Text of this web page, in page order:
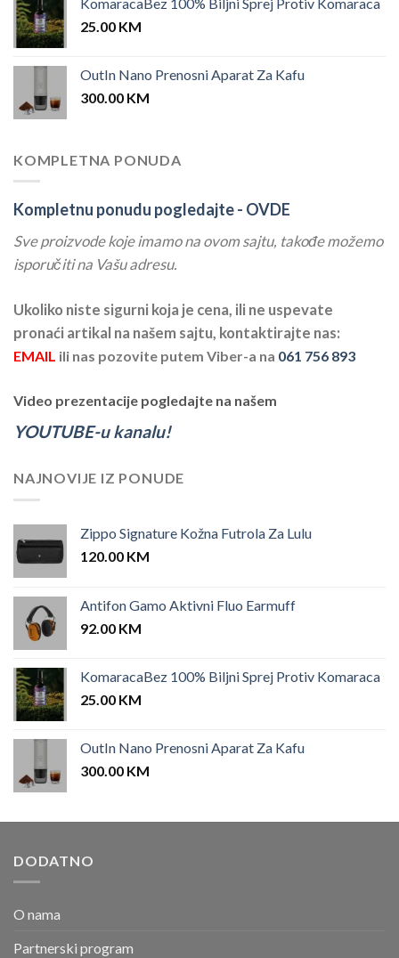
25.00 KM
OutIn Nano Prenosni Aparat Za Kafu
300.00 KM
KOMPLETNA PONUDA
Kompletnu ponudu pogledajte - OVDE
Sve proizvode koje imamo na ovom sajtu, takođe možemo
isporučiti na Vašu adresu.
Ukoliko niste sigurni koja je cena, ili ne uspevate
pronaći artikal na našem sajtu, kontaktirajte nas:
EMAIL ili nas pozovite putem Viber-a na 061 756 893
Video prezentacije pogledajte na našem
YOUTUBE-u kanalu!
NAJNOVIJE IZ PONUDE
Zippo Signature Kožna Futrola Za Lulu
120.00 KM
Antifon Gamo Aktivni Fluo Earmuff
92.00 KM
KomaracaBez 100% Biljni Sprej Protiv Komaraca
25.00 KM
OutIn Nano Prenosni Aparat Za Kafu
300.00 KM
DODATNO
O nama
Partnerski program